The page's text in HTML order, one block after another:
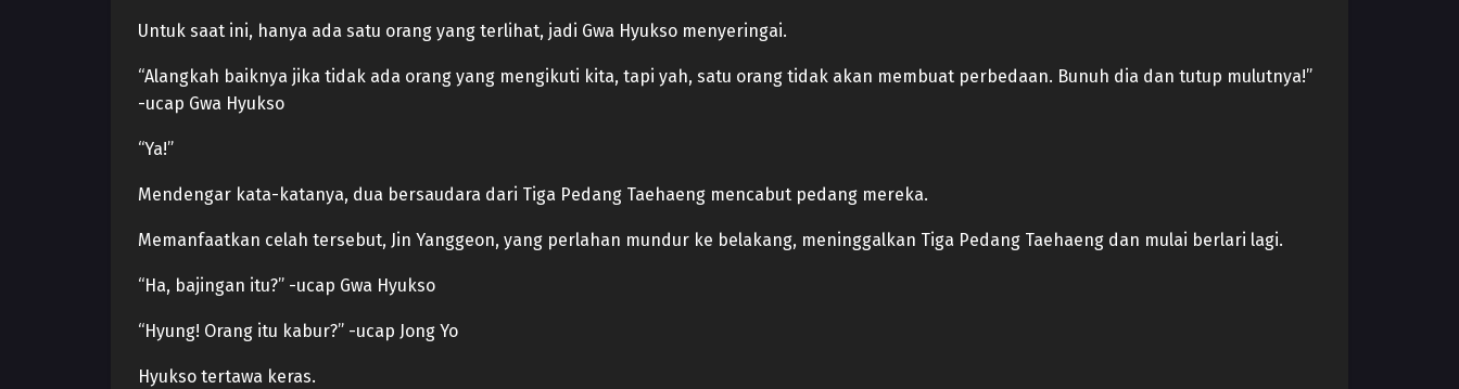
Untuk saat ini, hanya ada satu orang yang terlihat, jadi Gwa Hyukso menyeringai.
“Alangkah baiknya jika tidak ada orang yang mengikuti kita, tapi yah, satu orang tidak akan membuat perbedaan. Bunuh dia dan tutup mulutnya!”
-ucap Gwa Hyukso
“Ya!”
Mendengar kata-katanya, dua bersaudara dari Tiga Pedang Taehaeng mencabut pedang mereka.
Memanfaatkan celah tersebut, Jin Yanggeon, yang perlahan mundur ke belakang, meninggalkan Tiga Pedang Taehaeng dan mulai berlari lagi.
“Ha, bajingan itu?” -ucap Gwa Hyukso
“Hyung! Orang itu kabur?” -ucap Jong Yo
Hyukso tertawa keras.